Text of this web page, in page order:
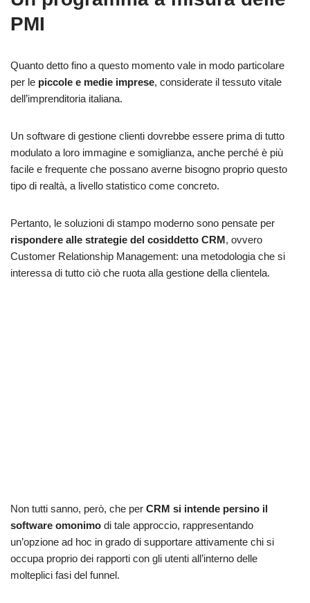
PMI
Quanto detto fino a questo momento vale in modo particolare
per le piccole e medie imprese, considerate il tessuto vitale
dell’imprenditoria italiana.
Un software di gestione clienti dovrebbe essere prima di tutto
modulato a loro immagine e somiglianza, anche perché è più
facile e frequente che possano averne bisogno proprio questo
tipo di realtà, a livello statistico come concreto.
Pertanto, le soluzioni di stampo moderno sono pensate per
rispondere alle strategie del cosiddetto CRM, ovvero
Customer Relationship Management: una metodologia che si
interessa di tutto ciò che ruota alla gestione della clientela.
Non tutti sanno, però, che per CRM si intende persino il
software omonimo di tale approccio, rappresentando
un’opzione ad hoc in grado di supportare attivamente chi si
occupa proprio dei rapporti con gli utenti all’interno delle
molteplici fasi del funnel.